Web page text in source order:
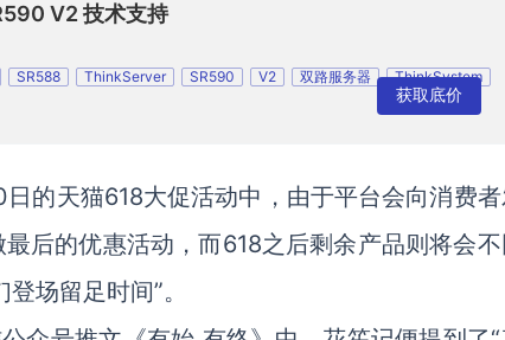
V2 技术支持
SR588 ThinkServer SR590 V2 双路服务器
ThinkSystem
获取底价
的天猫618大促活动中，由于平台会向消费
后的优惠活动，而618之后剩余产品则将会
场留足时间”。